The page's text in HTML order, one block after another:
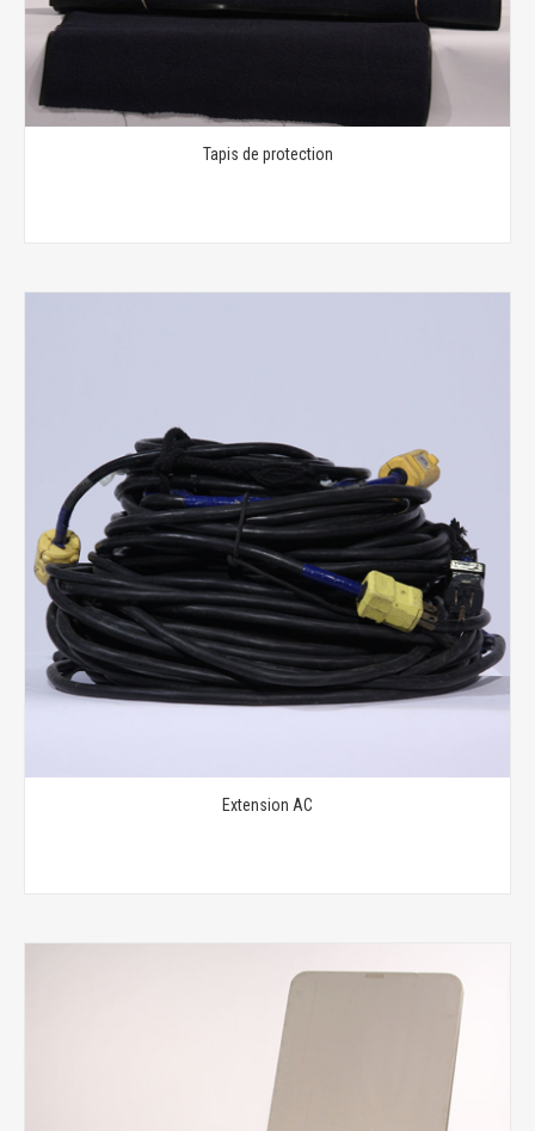
Tapis de protection
Extension AC